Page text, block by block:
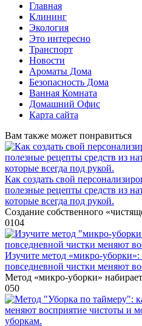
Главная
Клининг
Экология
Это интересно
Транспорт
Новости
Ароматы Дома
Безопасность Дома
Ванная Комната
Домашний Офис
Карта сайта
Вам также может понравиться
Как создать свой
полезные рецепты средств из
которые всегда под рукой.
Создание собственного
0104
Изучите метод «микро-
повседневной чистки меняют
Метод «микро-уборки»
050